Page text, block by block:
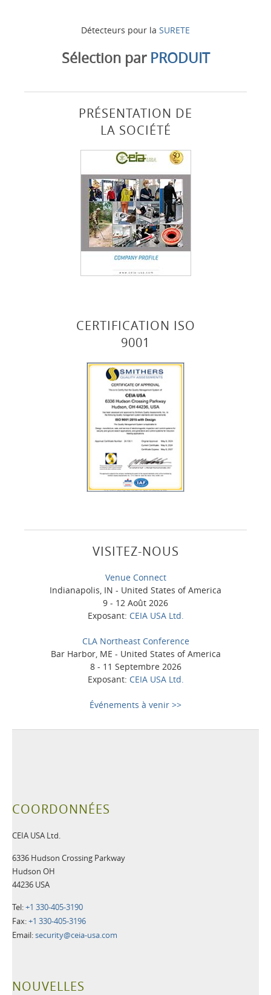
Détecteurs pour la SURETE
Sélection par PRODUIT
PRÉSENTATION DE
LA SOCIÉTÉ
CERTIFICATION ISO
9001
VISITEZ-NOUS
Venue Connect
Indianapolis, IN - United States of America
9 - 12 Août 2026
Exposant: CEIA USA Ltd.
CLA Northeast Conference
Bar Harbor, ME - United States of America
8 - 11 Septembre 2026
Exposant: CEIA USA Ltd.
Événements à venir >>
COORDONNÉES
CEIA USA Ltd.
6336 Hudson Crossing Parkway
Hudson OH
44236 USA
Tel:+1 330-405-3190
Fax:+1 330-405-3196
Email:security@ceia-usa.com
NOUVELLES